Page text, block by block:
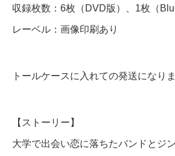
y
個
収録枚数：6枚（DVD版）、1枚（
レーベル：画像印刷あり
トールケースに入れての発送になりま
【ストーリー】
大学で出会い恋に落ちたバンドとジ